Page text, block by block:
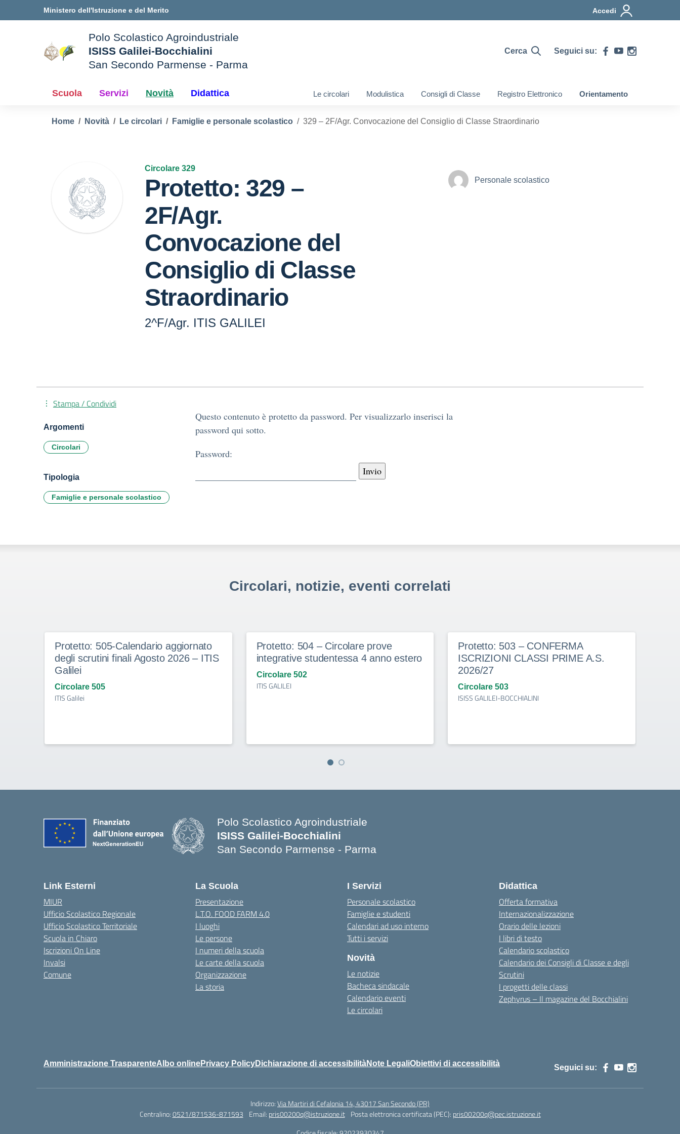
Vai ai contenuti
Vai al menu di navigazioneMinistero dell'Istruzione e del Merito Accedi
Polo Scolastico Agroindustriale
ISISS Galilei-Bocchialini
San Secondo Parmense - Parma
Cerca Seguici su:
Scuola Servizi Novità Didattica Le circolari Modulistica Consigli di Classe Registro Elettronico Orientamento
Home Novità Le circolari Famiglie e personale scolastico 329 – 2F/Agr. Convocazione del Consiglio di Classe Straordinario
Circolare 329
Protetto: 329 –
2F/Agr.
Convocazione del
Consiglio di Classe
Straordinario
2^F/Agr. ITIS GALILEI
Personale scolastico
Questo contenuto è protetto da password. Per visualizzarlo inserisci la
password qui sotto.
Password:
Stampa / Condividi
Argomenti
Circolari
Tipologia
Famiglie e personale scolastico
Circolari, notizie, eventi correlati
Protetto: 505-Calendario aggiornato
degli scrutini finali Agosto 2026 – ITIS
Galilei
Circolare 505
ITIS Galilei
Protetto: 504 – Circolare prove
integrative studentessa 4 anno estero
Circolare 502
ITIS GALILEI
Protetto: 503 – CONFERMA
ISCRIZIONI CLASSI PRIME A.S.
2026/27
Circolare 503
ISISS GALILEI-BOCCHIALINI
Polo Scolastico Agroindustriale
ISISS Galilei-Bocchialini
San Secondo Parmense - Parma
Link Esterni
MIUR
Ufficio Scolastico Regionale
Ufficio Scolastico Territoriale
Scuola in Chiaro
Iscrizioni On Line
Invalsi
Comune
La Scuola
Presentazione
L.T.O. FOOD FARM 4.0
I luoghi
Le persone
I numeri della scuola
Le carte della scuola
Organizzazione
La storia
I Servizi
Personale scolastico
Famiglie e studenti
Calendari ad uso interno
Tutti i servizi
Novità
Le notizie
Bacheca sindacale
Calendario eventi
Le circolari
Didattica
Offerta formativa
Internazionalizzazione
Orario delle lezioni
I libri di testo
Calendario scolastico
Calendario dei Consigli di Classe e degli
Scrutini
I progetti delle classi
Zephyrus – Il magazine del Bocchialini
Amministrazione TrasparenteAlbo onlinePrivacy PolicyDichiarazione di accessibilitàNote LegaliObiettivi di accessibilità Seguici su:
Indirizzo:Via Martiri di Cefalonia 14, 43017 San Secondo (PR)
Centralino:0521/871536-871593 Email: pris00200q@istruzione.it Posta elettronica certificata (PEC): pris00200q@pec.istruzione.it